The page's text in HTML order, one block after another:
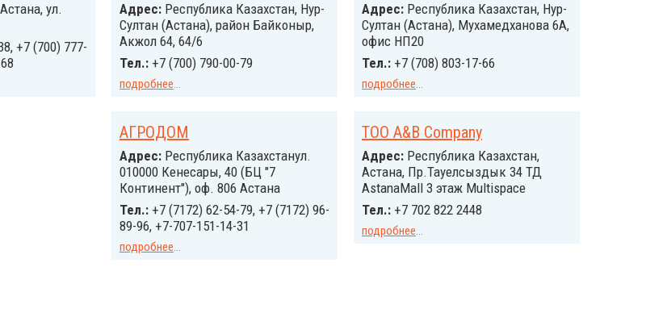
ул.
+7 (700) 777-
Адрес: Республика Казахстан, Нур-
Султан (Астана), район Байконыр,
Акжол 64, 64/6
Тел.: +7 (700) 790-00-79
подробнее...
Адрес: Республика Казахстан, Нур-
Султан (Астана), Мухамедханова 6А,
офис НП20
Тел.: +7 (708) 803-17-66
подробнее...
АГРОДОМ
Адрес: Республика Казахстанул.
010000 Кенесары, 40 (БЦ "7
Континент"), оф. 806 Астана
Тел.: +7 (7172) 62-54-79, +7 (7172) 96-
89-96, +7-707-151-14-31
подробнее...
ТОО A&B Company
Адрес: Республика Казахстан,
Астана, Пр.Тауелсыздык 34 ТД
AstanaMall 3 этаж Multispace
Тел.: +7 702 822 2448
подробнее...